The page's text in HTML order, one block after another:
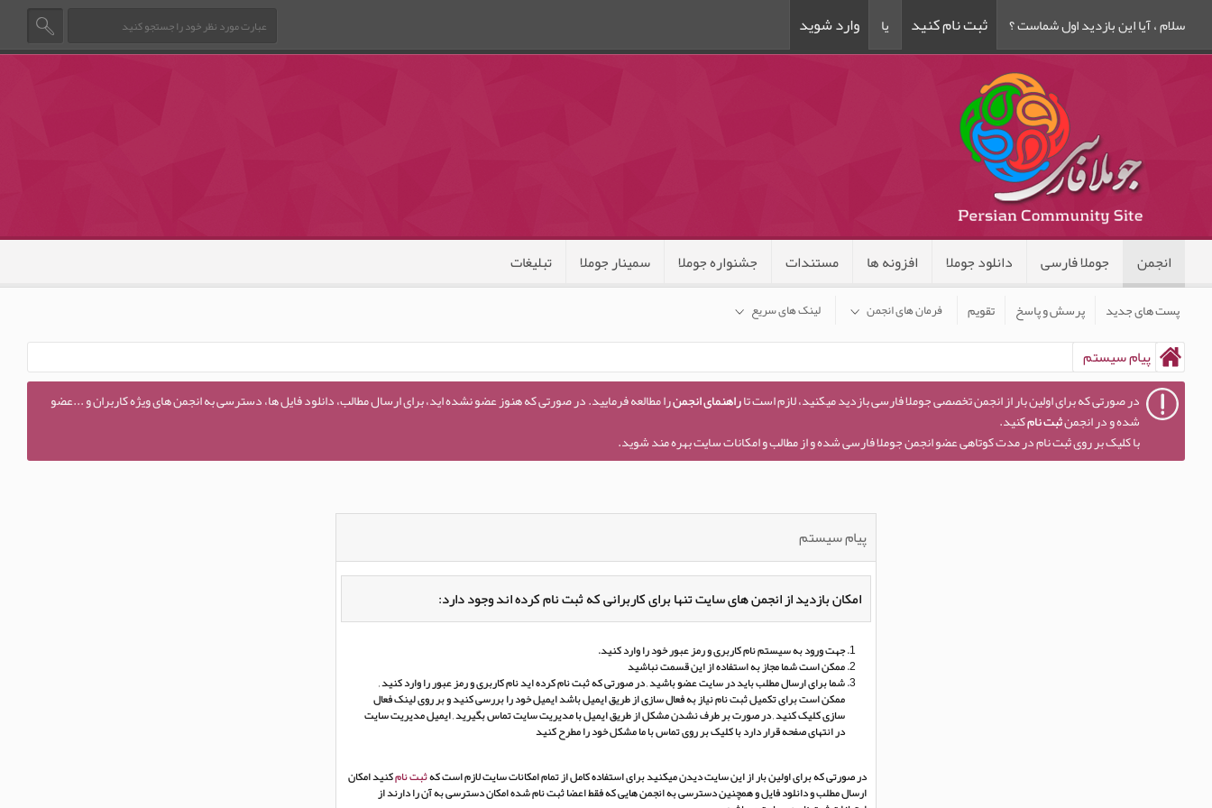
سلام ، آیا این بازدید اول شماست ؟ ثبت نام کنید یا وارد شوید
انجمن
پست های جدید پرسش و پاسخ تقویم فرمان های انجمن لینک های سریع
جوملا فارسی دانلود جوملا افزونه ها مستندات جشنواره جوملا سمینار جوملا تبلیغات
پیام سیستم
در صورتی که برای اولین بار از انجمن تخصصی جوملا فارسی بازدید میکنید، لازم است تاراهنمای انجمنرا مطالعه فرمایید. در صورتی که هنوز عضو نشده اید، برای ارسال مطالب، دانلود فایل ها، دسترسی به انجمن های ویژه کاربران و ...عضو
شده و در انجمنثبت نامکنید.
با کلیک بر روی ثبت نام در مدت کوتاهی عضو انجمن جوملا فارسی شده و از مطالب و امکانات سایت بهره مند شوید.
پیام سیستم
امکان بازدید از انجمن های سایت تنها برای کاربرانی که ثبت نام کرده اند وجود دارد:
جهت ورود به سیستم نام کاربری و رمز عبور خود را وارد کنید.
ممکن است شما مجاز به استفاده از این قسمت نباشید
شما برای ارسال مطلب باید در سایت عضو باشید , در صورتی که ثبت نام کرده اید نام کاربری و رمز عبور را وارد کنید ,
ممکن است برای تکمیل ثبت نام نیاز به فعال سازی از طریق ایمیل باشد ایمیل خود را بررسی کنید و بر روی لینک فعال
سازی کلیک کنید , در صورت بر طرف نشدن مشکل از طریق ایمیل با مدیریت سایت تماس بگیرید , ایمیل مدیریت سایت
در انتهای صفحه قرار دارد با کلیک بر روی تماس با ما مشکل خود را مطرح کنید
در صورتی که برای اولین بار از این سایت دیدن میکنید برای استفاده کامل از تمام امکانات سایت لازم است کهثبت نامکنید امکان
ارسال مطلب و دانلود فایل و همچنین دسترسی به انجمن هایی که فقط اعضا ثبت نام شده امکان دسترسی به آن را دارند از